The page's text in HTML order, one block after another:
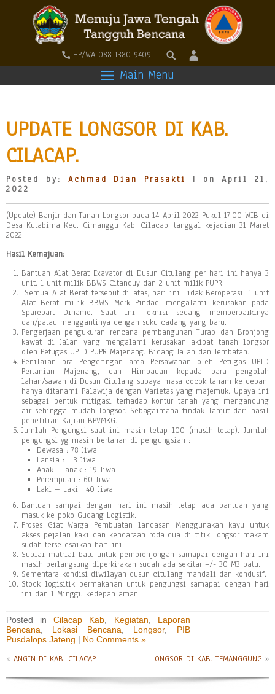
HP/WA 088-1380-9409
Main Menu
UPDATE LONGSOR DI KAB.
CILACAP.
Posted by: Achmad Dian Prasakti
| on April 21,
2022
(Update) Banjir dan Tanah Longsor pada 14 April 2022 Pukul 17.00 WIB di
Desa Kutabima Kec. Cimanggu Kab. Cilacap, tanggal kejadian 31 Maret
2022.
Hasil Kemajuan:
Bantuan Alat Berat Exavator di Dusun Citulang per hari ini hanya 3
unit. 1 unit milik BBWS Citanduy dan 2 unit milik PUPR.
Semua Alat Berat tersebut di atas, hari ini Tidak Beroperasi. 1 unit
Alat Berat milik BBWS Merk Pindad, mengalami kerusakan pada
Sparepart Dinamo. Saat ini Teknisi sedang memperbaikinya
dan/patau menggantinya dengan suku cadang yang baru.
Pengerjaan pengukuran rencana pembangunan Turap dan Bronjong
kawat di Jalan yang mengalami kerusakan akibat tanah longsor
oleh Petugas UPTD PUPR Majenang. Bidang Jalan dan Jembatan.
Penilaian pra Pengeringan area Persawahan oleh Petugas UPTD
Pertanian Majenang, dan Himbauan kepada para pengolah
lahan/sawah di Dusun Citulang supaya masa cocok tanam ke depan,
hanya ditanami Palawija dengan Varietas yang majemuk. Upaya ini
sebagai bentuk mitigasi terhadap kontur tanah yang mengandung
air sehingga mudah longsor. Sebagaimana tindak lanjut dari hasil
penelitian Kajian BPVMKG.
Jumlah Pengungsi saat ini masih tetap 100 (masih tetap). Jumlah
pengungsi yg masih bertahan di pengungsian :
Dewasa : 78 Jiwa
Lansia : 3 Jiwa
Anak – anak : 19 Jiwa
Perempuan : 60 Jiwa
Laki – Laki : 40 Jiwa
Bantuan sampai dengan hari ini masih tetap ada bantuan yang
masuk ke poko Gudang Logistik.
Proses Giat Warga Pembuatan landasan Menggunakan kayu untuk
akses pejalan kaki dan kendaraan roda dua di titik longsor makam
sudah terselesaikan hari ini.
Suplai matrial batu untuk pembronjongan samapai dengan hari ini
masih berlangsung diperkirakan sudah ada sekitar +/- 30 M3 batu.
Sementara kondisi diwilayah dusun citulang mandali dan kondusif.
Stock logisitik permakanan untuk pengungsi samapai dengan hari
ini dan 1 Minggu kedepan aman.
Posted inCilacap Kab Kegiatan
Laporan
Bencana
Lokasi Bencana Longsor, PIB
Pusdalops Jateng | No Comments »
« ANGIN DI KAB. CILACAP LONGSOR DI KAB. TEMANGGUNG »